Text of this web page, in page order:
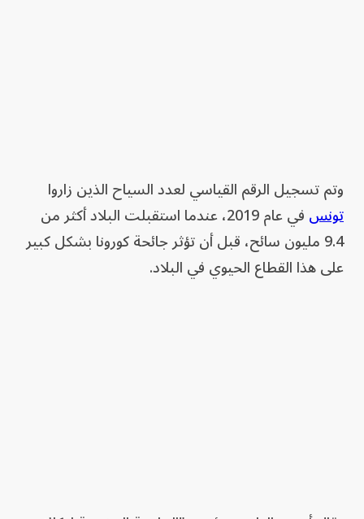
وتم تسجيل الرقم القياسي لعدد السياح الذين زاروا
تونس
في عام 2019، عندما استقبلت البلاد أكثر من
9.4 مليون سائح، قبل أن تؤثر جائحة كورونا بشكل كبير
على هذا القطاع الحيوي في البلاد.